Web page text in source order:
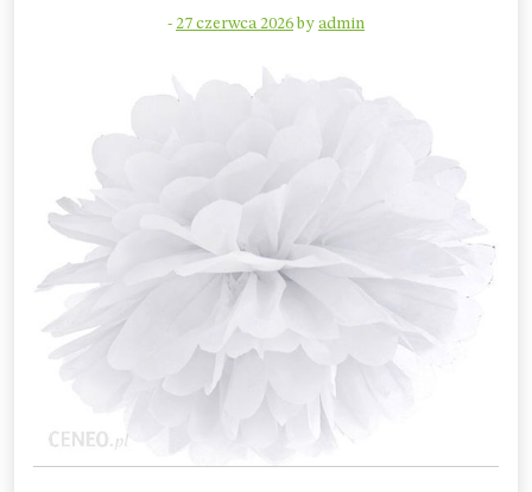
- 27 czerwca 2026 by admin